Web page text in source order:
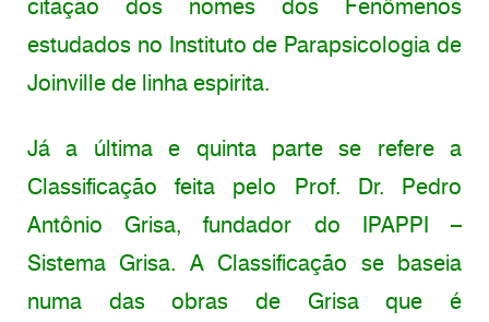
estudados no Instituto de Parapsicologia de
Joinville de linha espirita.
Já a última e quinta parte se refere a
Classificação feita pelo Prof. Dr. Pedro
Antônio Grisa, fundador do IPAPPI –
Sistema Grisa. A Classificação se baseia
numa das obras de Grisa que é